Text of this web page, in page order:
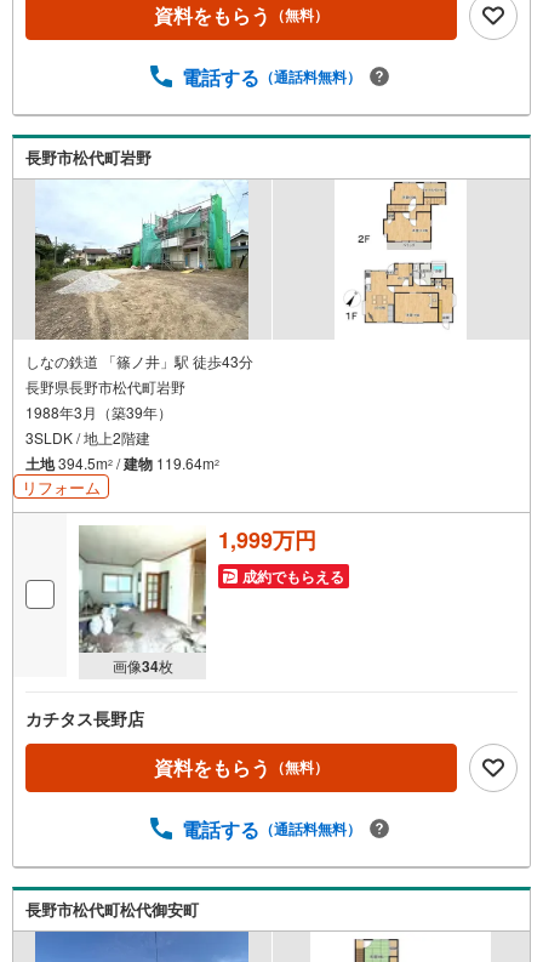
資料をもらう （無料）
電話する （通話料無料）
長野市松代町岩野
しなの鉄道 「篠ノ井」駅 徒歩43分
長野県長野市松代町岩野
1988年3月（築39年）
3SLDK / 地上2階建
土地394.5m2 /建物 119.64m2
リフォーム
画像34枚
1,999万円
成約でもらえる
カチタス長野店
資料をもらう （無料）
電話する （通話料無料）
長野市松代町松代御安町